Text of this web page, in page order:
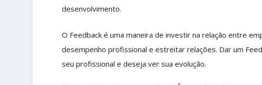
desenvolvimento.
O Feedback é uma maneira de investir na relação entre
desempenho profissional e estreitar relações. Dar um
seu profissional e deseja ver sua evolução.